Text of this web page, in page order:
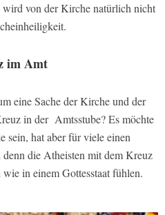
von der Kirche natürlich nicht
im Amt
eine Sache der Kirche und der
in der Amtsstube? Es möchte
sein, hat aber für viele einen
denn die Atheisten mit dem Kreuz
in einem Gottesstaat fühlen.